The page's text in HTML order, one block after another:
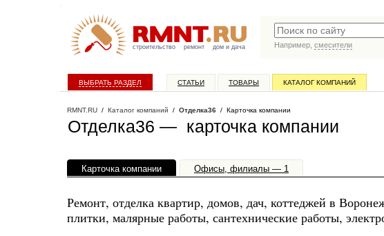
строительство ремонт дом и дача
Например, смесители
ВЫБРАТЬ РАЗДЕЛ СТАТЬИ ТОВАРЫ КАТАЛОГ КОМПАНИЙ
RMNT.RU / Каталог компаний / Отделка36 / Карточка компании
Отделка36 — карточка компании
Карточка компании Офисы, филиалы — 1
Ремонт, отделка квартир, домов, дач, коттеджей в
плитки, малярные работы, сантехнические работы,